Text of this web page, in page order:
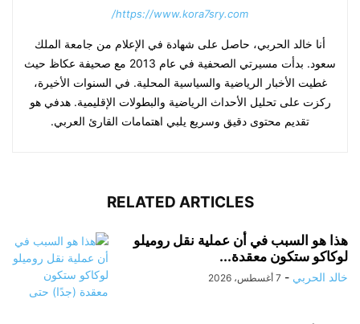
https://www.kora7sry.com/
أنا خالد الحربي، حاصل على شهادة في الإعلام من جامعة الملك
سعود. بدأت مسيرتي الصحفية في عام 2013 مع صحيفة عكاظ حيث
غطيت الأخبار الرياضية والسياسية المحلية. في السنوات الأخيرة،
ركزت على تحليل الأحداث الرياضية والبطولات الإقليمية. هدفي هو
تقديم محتوى دقيق وسريع يلبي اهتمامات القارئ العربي.
RELATED ARTICLES
هذا هو السبب في أن عملية نقل روميلو
لوكاكو ستكون معقدة...
خالد الحربي - 7 أغسطس، 2026